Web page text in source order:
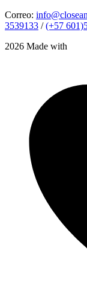
Correo:
3539133 /(+57
2026 Made with